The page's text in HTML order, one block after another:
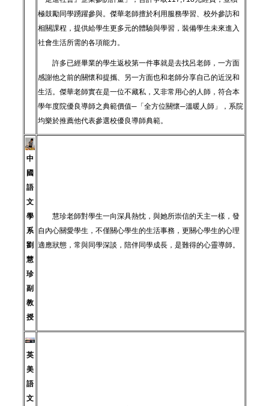
極鼓勵同學踴躍參與。傑華老師擅於利用服務學習、校外參訪和
相關課程，提供給學生更多元的體驗與學習，裝備學生未來進入
社會生活所需的各項能力。
許多已經畢業的學生返校第一件事就是去找呂老師，一方面
感謝他之前的關懷和提攜、另一方面也和老師分享自己的近況和
生活。傑華老師實在是一位不藏私，又非常用心的人師，符合本
學年度院優良導師之典範價值─「全方位關懷─溫暖人師」，系院
均樂於推薦他代表參選校優良導師典範。
中
國
語
文
學
系
劉
慧
珍
副
教
授
慧珍老師對學生一向深具熱忱，與她所崇信的天主一樣，發
自內心關愛學生，不僅關心學生的生活事務，更關心學生的心理
適應狀態，常與同學深談，陪伴同學成長，是難得的心靈導師。
英
美
語
文